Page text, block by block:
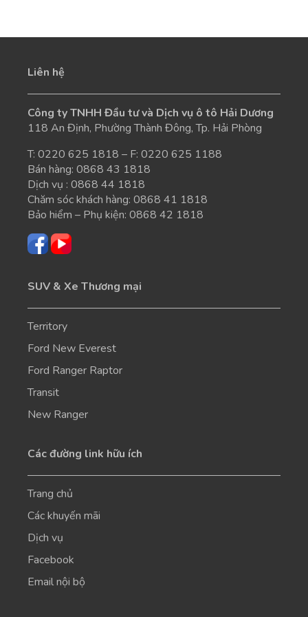
Liên hệ
Công ty TNHH Đầu tư và Dịch vụ ô tô Hải Dương
118 An Định, Phường Thành Đông, Tp. Hải Phòng
T: 0220 625 1818 – F: 0220 625 1188
Bán hàng: 0868 43 1818
Dịch vụ : 0868 44 1818
Chăm sóc khách hàng: 0868 41 1818
Bảo hiểm – Phụ kiện: 0868 42 1818
SUV & Xe Thương mại
Territory
Ford New Everest
Ford Ranger Raptor
Transit
New Ranger
Các đường link hữu ích
Trang chủ
Các khuyến mãi
Dịch vụ
Facebook
Email nội bộ